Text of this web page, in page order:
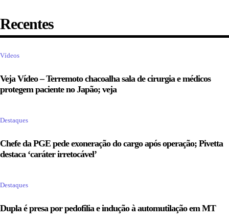
Recentes
Vídeos
Veja Vídeo – Terremoto chacoalha sala de cirurgia e médicos
protegem paciente no Japão; veja
Destaques
Chefe da PGE pede exoneração do cargo após operação; Pivetta
destaca ‘caráter irretocável’
Destaques
Dupla é presa por pedofilia e indução à automutilação em MT